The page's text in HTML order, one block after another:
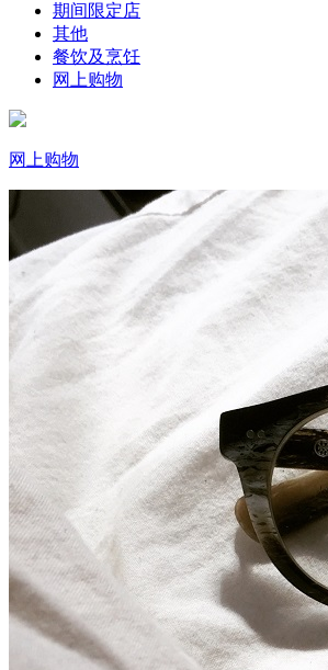
期间限定店
其他
餐饮及烹饪
网上购物
网上购物